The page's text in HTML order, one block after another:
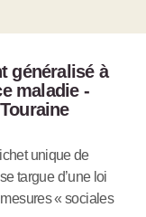
généralisé à
maladie -
unique de
targue d’une loi
« sociales